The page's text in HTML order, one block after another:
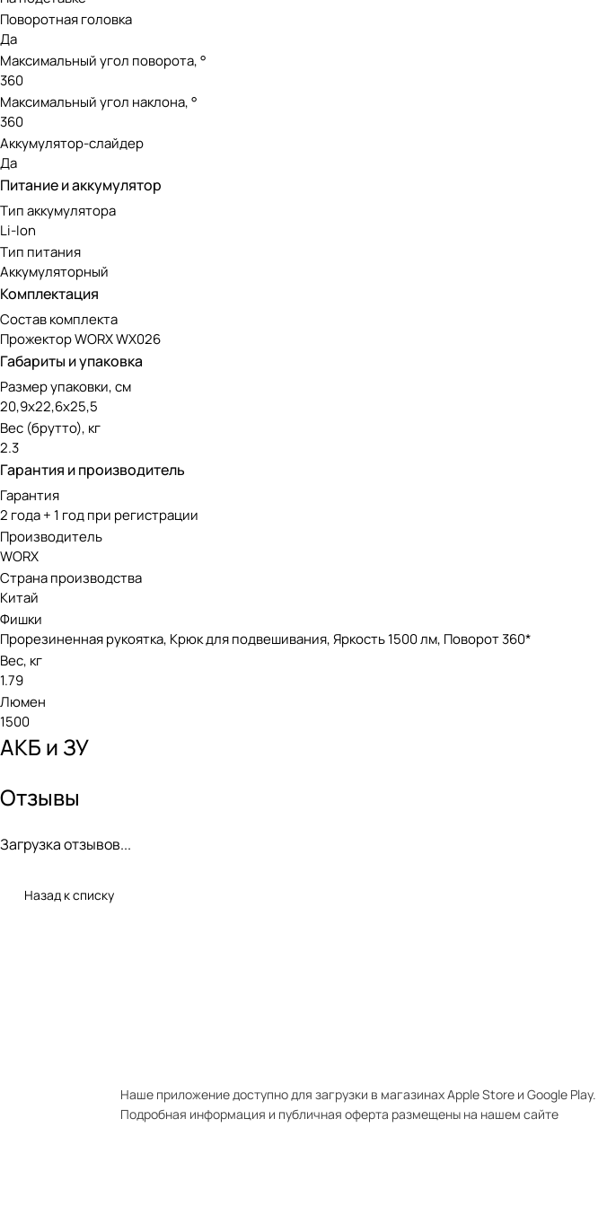
Поворотная головка
Да
Максимальный угол поворота, °
360
Максимальный угол наклона, °
360
Аккумулятор-слайдер
Да
Питание и аккумулятор
Тип аккумулятора
Li-Ion
Тип питания
Аккумуляторный
Комплектация
Состав комплекта
Прожектор WORX WX026
Габариты и упаковка
Размер упаковки, см
20,9х22,6х25,5
Вес (брутто), кг
2.3
Гарантия и производитель
Гарантия
2 года + 1 год при регистрации
Производитель
WORX
Страна производства
Китай
Фишки
Прорезиненная рукоятка, Крюк для подвешивания, Яркость 1500 лм, Поворот 360*
Вес, кг
1.79
Люмен
1500
АКБ и ЗУ
Отзывы
Загрузка отзывов...
Назад к списку
Наше приложение доступно для загрузки в магазинах Apple Store и Google Play.
Подробная информация и публичная оферта размещены на нашем сайте